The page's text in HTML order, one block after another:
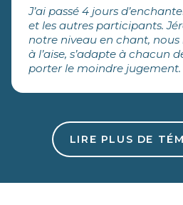
J’ai passé 4 jours
et les autres participants.
notre niveau en chant,
à l’aise, s’adapte à chacun
porter le moindre
détente physiques et
d’esprit du stage pour l’après midi participer à
des exercices de chants
individuels. Que de plus?
bonheur de chanter que
LIRE PLUS DE